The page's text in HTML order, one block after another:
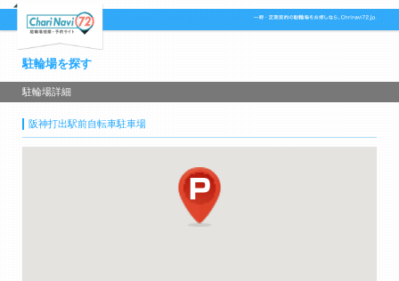
駐輪場を探す
駐輪場詳細
阪神打出駅前自転車駐車場